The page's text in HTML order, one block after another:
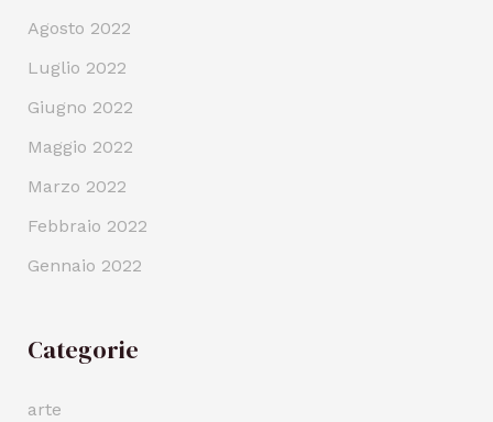
Agosto 2022
Luglio 2022
Giugno 2022
Maggio 2022
Marzo 2022
Febbraio 2022
Gennaio 2022
Categorie
arte